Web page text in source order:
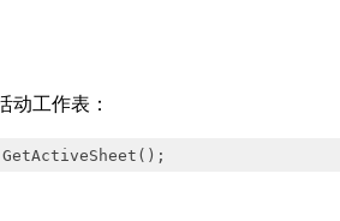
动工作表：